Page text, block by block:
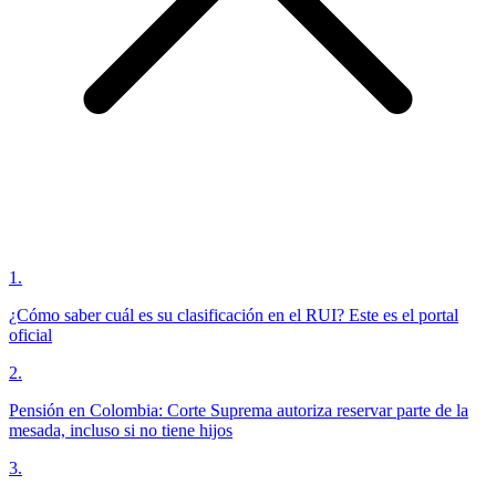
1.
¿Cómo saber cuál es su clasificación en el RUI? Este es el portal
oficial
2.
Pensión en Colombia: Corte Suprema autoriza reservar parte de la
mesada, incluso si no tiene hijos
3.